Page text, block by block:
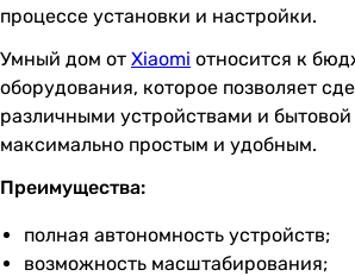
процессе установки и настройки.
Умный дом от Xiaomi относится к
оборудования, которое позволяет
различными устройствами и
максимально простым и удобным.
Преимущества:
полная автономность устройств;
возможность масштабирования;